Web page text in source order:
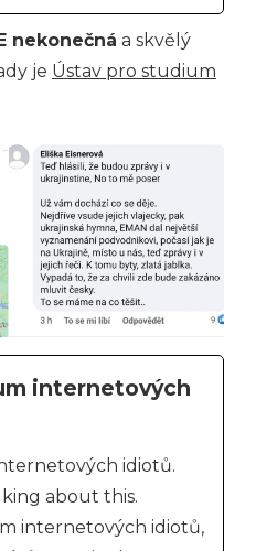
nekonečná a skvělý
je Ústav pro studium
internetových
idiotů.
about this.
internetových idiotů,